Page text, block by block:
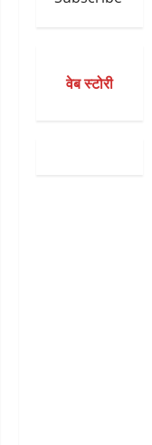
वेब स्टोरी